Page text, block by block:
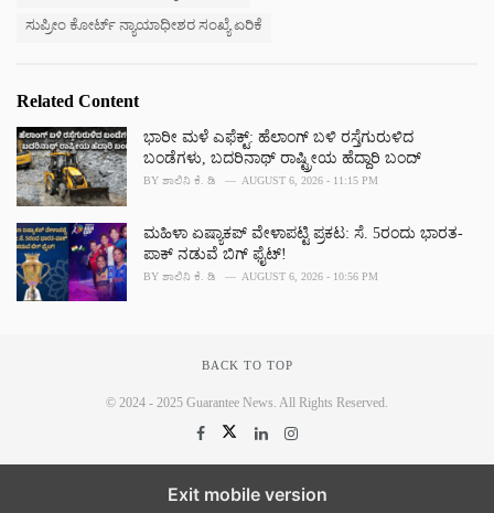
ಸುಪ್ರೀಂ ಕೋರ್ಟ್ ನ್ಯಾಯಾಧೀಶರ ಸಂಖ್ಯೆ ಏರಿಕೆ
Related Content
ಭಾರೀ ಮಳೆ ಎಫೆಕ್ಟ್‌: ಹೆಲಾಂಗ್ ಬಳಿ ರಸ್ತೆಗುರುಳಿದ
ಬಂಡೆಗಳು, ಬದರಿನಾಥ್‌ ರಾಷ್ಟ್ರೀಯ ಹೆದ್ದಾರಿ ಬಂದ್‌
BY ಶಾಲಿನಿ ಕೆ. ಡಿ AUGUST 6, 2026 - 11:15 PM
ಮಹಿಳಾ ಏಷ್ಯಾಕಪ್ ವೇಳಾಪಟ್ಟಿ ಪ್ರಕಟ: ಸೆ. 5ರಂದು ಭಾರತ-
ಪಾಕ್‌ ನಡುವೆ ಬಿಗ್ ಫೈಟ್!
BY ಶಾಲಿನಿ ಕೆ. ಡಿ AUGUST 6, 2026 - 10:56 PM
BACK TO TOP
© 2024 - 2025 Guarantee News. All Rights Reserved.
Exit mobile version